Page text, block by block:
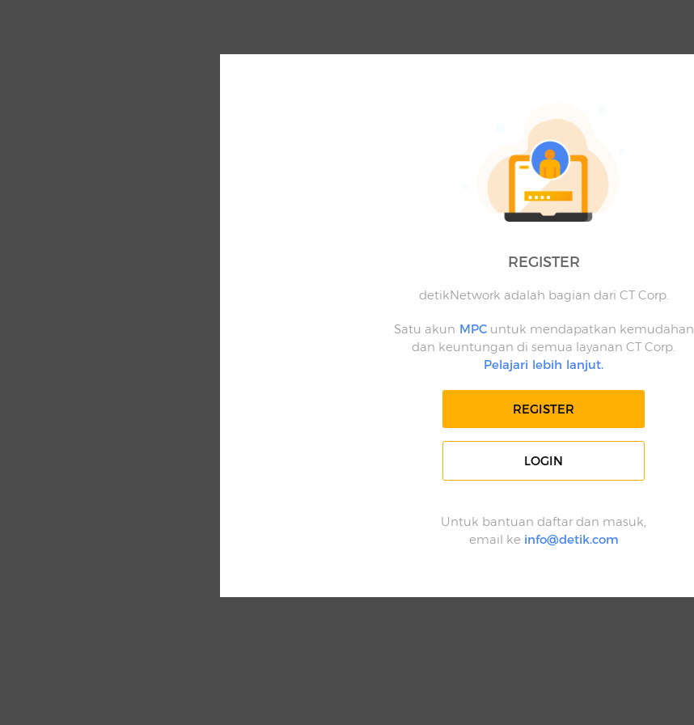
REGISTER
detikNetwork adalah bagian dari CT Corp.
Satu akun MPCuntuk mendapatkan kemudahan
dan keuntungan di semua layanan CT Corp.
Pelajari lebih lanjut.
REGISTER
LOGIN
Untuk bantuan daftar dan masuk,
email ke info@detik.com